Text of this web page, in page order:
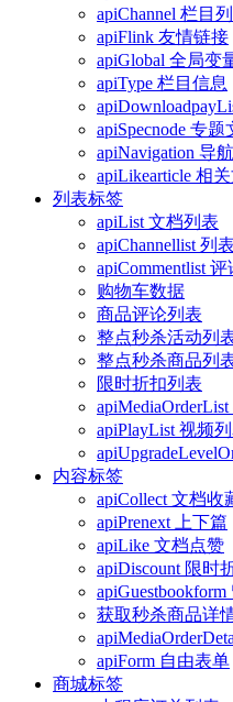
apiChannel 栏目
apiFlink 友情链接
apiGlobal 全局变
apiType 栏目信息
apiSpecnode 专题
apiNavigation 导
apiLikearticle 相
列表标签
apiList 文档列表
apiChannellist 列
apiCommentlist
购物车数据
商品评论列表
整点秒杀活动列
整点秒杀商品列
限时折扣列表
apiPlayList 视频
内容标签
apiCollect 文档收
apiPrenext 上下篇
apiLike 文档点赞
apiDiscount 限时
apiGuestbookform
获取秒杀商品详
apiForm 自由表单
商城标签